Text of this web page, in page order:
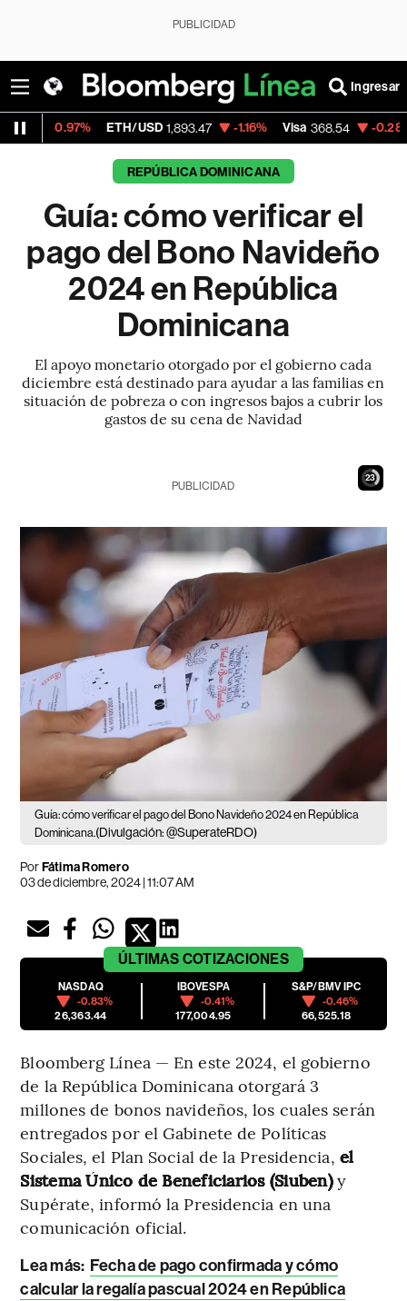
PUBLICIDAD
Ingresar
ETH/USD 1,893.47 -1.16% Visa 368.54 -0.28%
REPÚBLICA DOMINICANA
Guía: cómo verificar el
pago del Bono Navideño
2024 en República
Dominicana
El apoyo monetario otorgado por el gobierno cada
diciembre está destinado para ayudar a las familias en
situación de pobreza o con ingresos bajos a cubrir los
gastos de su cena de Navidad
21
PUBLICIDAD
Guía: cómo verificar el pago del Bono Navideño 2024 en República
Dominicana.(Divulgación: @SuperateRDO)
PorFátima Romero
03 de diciembre, 2024 | 11:07 AM
ÚLTIMAS COTIZACIONES
NASDAQ
-0.83%
26,363.44
IBOVESPA
-0.41%
177,004.95
S&P/BMV IPC
-0.46%
66,525.18
Bloomberg Línea — En este 2024, el gobierno
de la República Dominicana otorgará 3
millones de bonos navideños, los cuales serán
entregados por el Gabinete de Políticas
Sociales, el Plan Social de la Presidencia, el
Sistema Único de Beneficiarios (Siuben)y
Supérate, informó la Presidencia en una
comunicación oficial.
Lea más: Fecha de pago confirmada y cómo
calcular la regalía pascual 2024 en República